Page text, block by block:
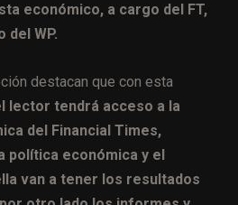
económico, a cargo del FT,
del WP.
destacan que con esta
lector tendrá acceso a la
del Financial Times,
política económica y el
van a tener los resultados